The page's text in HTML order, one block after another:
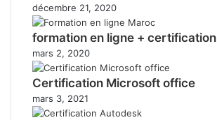
décembre 21, 2020
formation en ligne + certification
mars 2, 2020
Certification Microsoft office
mars 3, 2021